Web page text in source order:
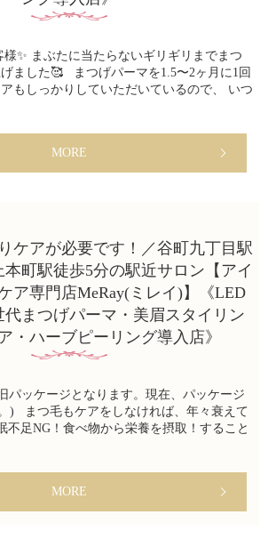
✨ まぶたに当たらないギリギリまでまつ
ました🥰 まつげパーマを1.5〜2ヶ月に1回
もしっかりしていただいているので、 いつ
MORE
ケアが必要です！／谷町九丁目駅
町駅徒歩5分の駅近サロン【アイ
ア専門店MeRay(ミレイ)】《LED
代まつげパーマ・美眉スタイリン
・ハーブピーリング導入店》
ッケージとなります。現在、パッケージ
) まつ毛もケアをしなければ、年々衰えて
足NG！食べ物から栄養を摂取！すること
MORE